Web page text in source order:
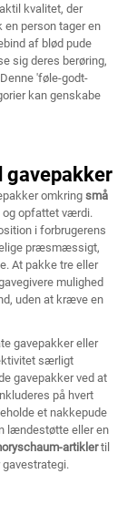
kvalitet, der
person tager en
af blød pude
sig deres berøring,
'føle-godt-
kan genskabe
omkring små
og opfattet værdi.
i forbrugerens
præsmæssigt,
At pakke tre eller
mulighed
uden at kræve en
gavepakker eller
særligt
gavepakker ved at
på hvert
et nakkepude
lændestøtte eller en
artiklertil